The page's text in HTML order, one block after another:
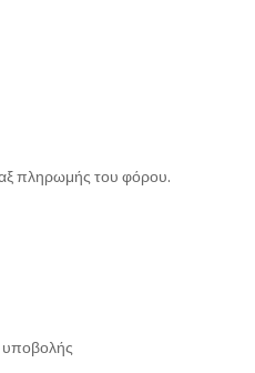
πληρωμής του φόρου.
υποβολής